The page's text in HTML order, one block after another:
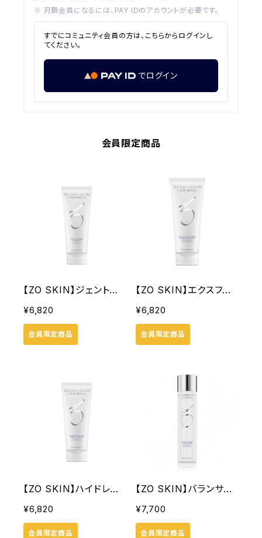
※ 月額会員になるには、PAY IDのアカウントが必要です。
すでにコミュニティ会員の方は、こちらからログインし
てください。
でログイン
会員限定商品
【ZO SKIN】ジェントル
クレンザー
¥6,820
会員限定商品
【ZO SKIN】エクスフォリ
エーティングクレンザー
¥6,820
会員限定商品
【ZO SKIN】ハイドレー
ティングクレンザー
¥6,820
会員限定商品
【ZO SKIN】バランサー
トナー
¥7,700
会員限定商品